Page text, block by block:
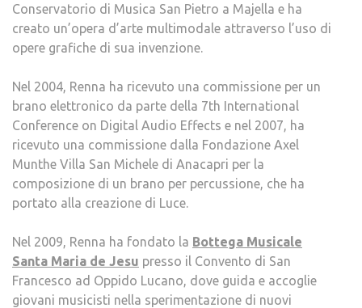
Conservatorio di Musica San Pietro a Majella e ha
creato un’opera d’arte multimodale attraverso l’uso di
opere grafiche di sua invenzione.
Nel 2004, Renna ha ricevuto una commissione per un
brano elettronico da parte della 7th International
Conference on Digital Audio Effects e nel 2007, ha
ricevuto una commissione dalla Fondazione Axel
Munthe Villa San Michele di Anacapri per la
composizione di un brano per percussione, che ha
portato alla creazione di Luce.
Nel 2009, Renna ha fondato la Bottega Musicale
Santa Maria de Jesu presso il Convento di San
Francesco ad Oppido Lucano, dove guida e accoglie
giovani musicisti nella sperimentazione di nuovi